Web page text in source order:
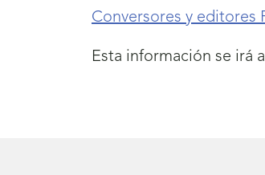
Conversores y editores
Esta información se irá